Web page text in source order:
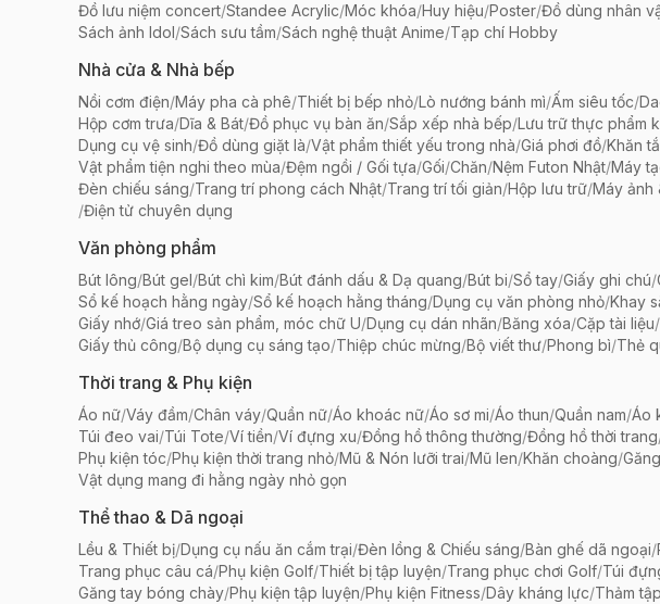
Đồ lưu niệm concert/Standee Acrylic/Móc khóa/Huy hiệu/Poster/Đồ dùng nhân
Sách ảnh Idol/Sách sưu tầm/Sách nghệ thuật Anime/Tạp chí Hobby
Nhà cửa & Nhà bếp
Nồi cơm điện/Máy pha cà phê/Thiết bị bếp nhỏ/Lò nướng bánh mì/Ấm siêu tốc/
Hộp cơm trưa/Dĩa & Bát/Đồ phục vụ bàn ăn/Sắp xếp nhà bếp/Lưu trữ thực phẩm
Dụng cụ vệ sinh/Đồ dùng giặt là/Vật phẩm thiết yếu trong nhà/Giá phơi đồ/Khăn
Vật phẩm tiện nghi theo mùa/Đệm ngồi / Gối tựa/Gối/Chăn/Nệm Futon Nhật/Máy
Đèn chiếu sáng/Trang trí phong cách Nhật/Trang trí tối giản/Hộp lưu trữ/Máy ảnh
/Điện tử chuyên dụng
Văn phòng phẩm
Bút lông/Bút gel/Bút chì kim/Bút đánh dấu & Dạ quang/Bút bi/Sổ tay/Giấy ghi chú/
Sổ kế hoạch hằng ngày/Sổ kế hoạch hằng tháng/Dụng cụ văn phòng nhỏ/Khay
Giấy nhớ/Giá treo sản phẩm, móc chữ U/Dụng cụ dán nhãn/Băng xóa/Cặp tài liệu/
Giấy thủ công/Bộ dụng cụ sáng tạo/Thiệp chúc mừng/Bộ viết thư/Phong bì/Thẻ
Thời trang & Phụ kiện
Áo nữ/Váy đầm/Chân váy/Quần nữ/Áo khoác nữ/Áo sơ mi/Áo thun/Quần nam/Áo
Túi đeo vai/Túi Tote/Ví tiền/Ví đựng xu/Đồng hồ thông thường/Đồng hồ thời trang
Phụ kiện tóc/Phụ kiện thời trang nhỏ/Mũ & Nón lưỡi trai/Mũ len/Khăn choàng/
Vật dụng mang đi hằng ngày nhỏ gọn
Thể thao & Dã ngoại
Lều & Thiết bị/Dụng cụ nấu ăn cắm trại/Đèn lồng & Chiếu sáng/Bàn ghế dã ngoại/
Trang phục câu cá/Phụ kiện Golf/Thiết bị tập luyện/Trang phục chơi Golf/Túi
Găng tay bóng chày/Phụ kiện tập luyện/Phụ kiện Fitness/Dây kháng lực/Thảm tập